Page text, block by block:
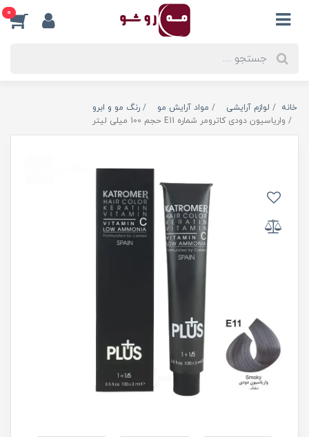
0
خانه لوازم آرایشی مواد آرایش مو
رنگ مو و ابرو
واریاسیون دودی کاترومر شماره E11 حجم 100 میلی لیتر